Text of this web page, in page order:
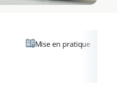
Mise en pratique